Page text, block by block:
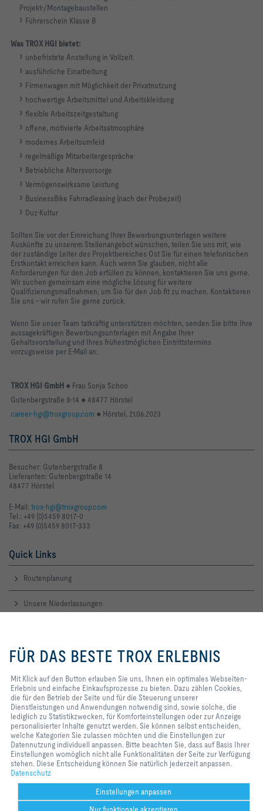
Projekt-/Montagebaustellen
Führerschein Klasse B
Was TROX HGI bietet:
unbefristete Anstellung in Vollzeit
ausführliche Einarbeitung
Firmenwagen mit Möglichkeit der Privatnutzung
hochwertige Arbeitsmittel und Arbeitskleidung
flexible Arbeitszeitgestaltung
offene, motivierte Arbeitsatmosphäre
modernes Arbeitsumfeld
regelmäßige Mitarbeitergespräche
Betriebliche Altersvorsorge
Vermögenswirksame Leistung
BusinessBike Fahrradleasing (nach der Probezeit)
Duz-Kultur
Sollten Sie vor der Einreichung Ihrer Bewerbungsunterlagen weitere
Auskünfte zu unserem Stellenangebot wünschen, teilen Sie uns mit, wie
der zuständige Leiter des Projektbereiches Ost Sie für einen telefonischen
Erstkontakt erreichen kann. Auch wenn Sie glauben, nicht alle
Anforderungen für den Job erfüllen zu können, kontaktieren Sie uns gerne.
Wir suchen gemeinsam eine mögliche Lösung für weitere
Qualifizierungsmaßnahmen, um Sie für den Job fit zu machen. Kontaktieren
Sie uns – wir rufen Sie gerne zurück.
Wenn Sie unser Team tatkräftig unterstützen möchten, senden Sie bitte Ihre
aussagekräftigen Bewerbungsunterlagen mit Angabe Ihrer
Gehaltsvorstellung und Ihres frühestmöglichen Eintrittstermins
vorzugsweise per E-Mail an:
TROX HGI GmbH ● Frau Sonja Schoo
Gutenbergstraße 8-14 ● 48477 Hörstel
career-hgi@troxgroup.com ● Hörstel, 21.06.2023
TROX HGI GmbH
Besucher: Gutenbergstraße 8
Lieferanten: Gutenbergstraße 14
48477 Hörstel
E-Mail: trox-hgi@troxgroup.com
Tel.: +49 (0)5459 8017-0
Fax: +49 (0)5459 8017-333
Quick Links
Routenplanung
Unsere Niederlassungen
Kontakt
Ihre Kontakte
Service:service-hgi@troxgroup.com
Vertrieb: sales-hgi@troxgroup.com
Rechnung:invoices-hgi@troxgroup.com
Karriere:career-hgi@troxgroup.com
Home Kontakt Impressum Einkaufsbedingungen
Datenschutz
Disclaimer
Sie uns, Ihnen ein optimales
Webseiten-Erlebnis und einfache
zählen Cookies, die für den
Betrieb der Seite und für die
Steuerung unserer
Dienstleistungen und
Anwendungen notwendig sind,
sowie solche, die lediglich zu
Statistikzwecken, für
Komforteinstellungen oder zur
Anzeige personalisierter Inhalte
genutzt werden. Sie können selbst
Sie zulassen möchten und die
Einstellungen zur Datennutzung
individuell anpassen. Bitte
FÜR DAS BESTE TROX ERLEBNIS
Mit Klick auf den Button erlauben Sie uns, Ihnen ein optimales Webseiten-
Erlebnis und einfache Einkaufsprozesse zu bieten. Dazu zählen Cookies,
die für den Betrieb der Seite und für die Steuerung unserer
Dienstleistungen und Anwendungen notwendig sind, sowie solche, die
lediglich zu Statistikzwecken, für Komforteinstellungen oder zur Anzeige
personalisierter Inhalte genutzt werden. Sie können selbst entscheiden,
welche Kategorien Sie zulassen möchten und die Einstellungen zur
Datennutzung individuell anpassen. Bitte beachten Sie, dass auf Basis Ihrer
Einstellungen womöglich nicht alle Funktionalitäten der Seite zur Verfügung
stehen. Diese Entscheidung können Sie natürlich jederzeit anpassen.
Datenschutz
Einstellungen anpassen